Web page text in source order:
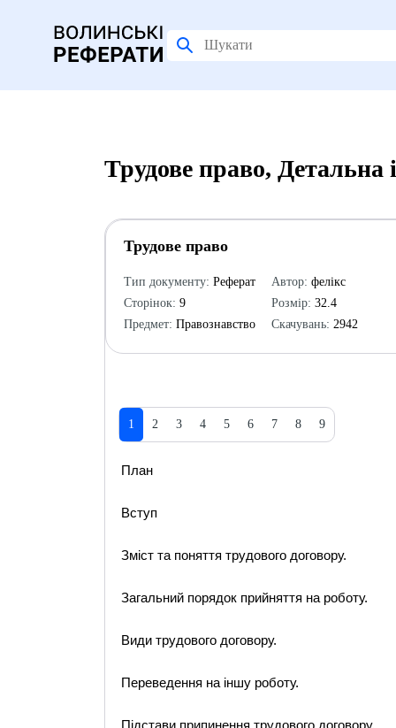
Трудове право, Детальна
Трудове право
Тип документу: Реферат
Сторінок: 9
Предмет: Правознавство
Автор: фелікс
Розмір: 32.4
Скачувань: 2942
1 2 3 4 5 6 7 8 9
План
Вступ
Зміст та поняття трудового договору.
Загальний порядок прийняття на роботу.
Види трудового договору.
Переведення на іншу роботу.
Підстави припинення трудового договору.